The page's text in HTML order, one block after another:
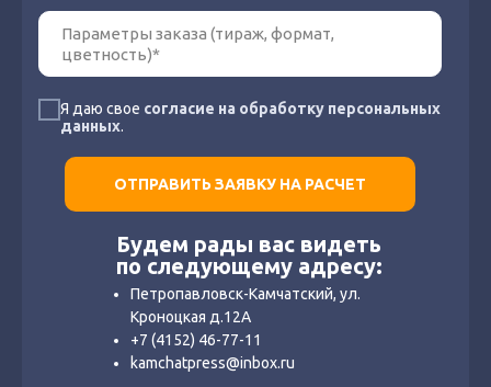
Я даю свое согласие на обработку персональных
данных.
ОТПРАВИТЬ ЗАЯВКУ НА РАСЧЕТ
Петропавловск-Камчатский, ул.
Кроноцкая д.12А
+7 (4152) 46-77-11
kamchatpress@inbox.ru
Будем рады вас видеть
по следующему адресу: